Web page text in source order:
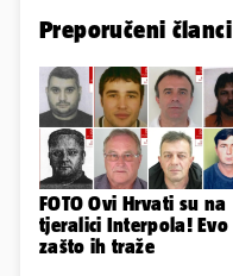
Preporučeni članci
FOTO Ovi Hrvati su na
tjeralici Interpola! Evo
zašto ih traže